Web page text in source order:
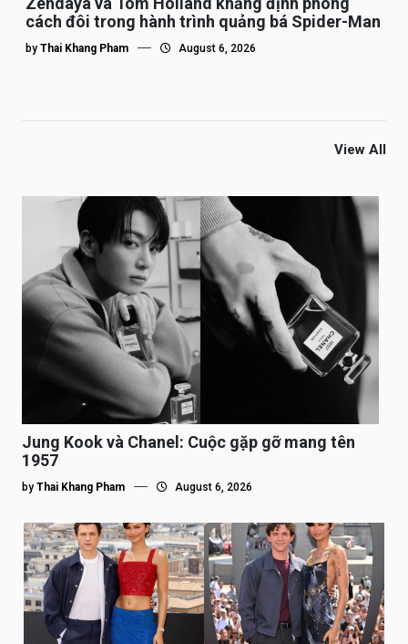
cách đôi trong hành trình quảng bá Spider-Man
by Thai Khang Pham August 6, 2026
View All
Jung Kook và Chanel: Cuộc gặp gỡ mang tên
1957
by Thai Khang Pham August 6, 2026